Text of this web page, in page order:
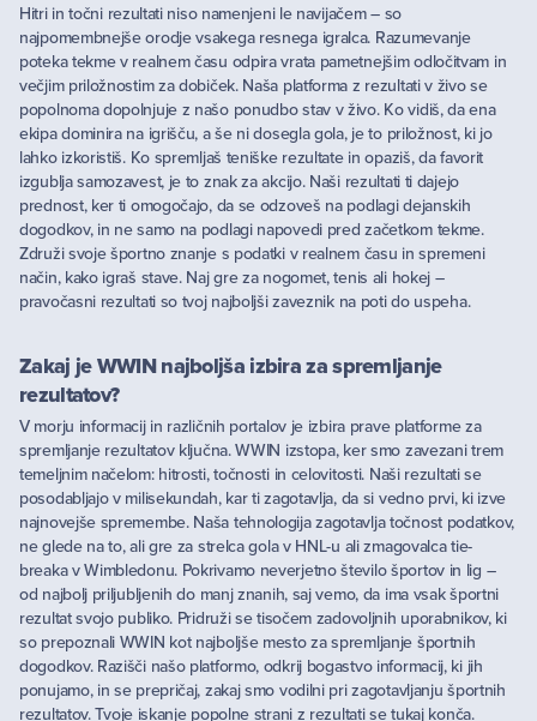
Hitri in točni rezultati niso namenjeni le navijačem – so
najpomembnejše orodje vsakega resnega igralca. Razumevanje
poteka tekme v realnem času odpira vrata pametnejšim odločitvam in
večjim priložnostim za dobiček. Naša platforma z rezultati v živo se
popolnoma dopolnjuje z našo ponudbo stav v živo. Ko vidiš, da ena
ekipa dominira na igrišču, a še ni dosegla gola, je to priložnost, ki jo
lahko izkoristiš. Ko spremljaš teniške rezultate in opaziš, da favorit
izgublja samozavest, je to znak za akcijo. Naši rezultati ti dajejo
prednost, ker ti omogočajo, da se odzoveš na podlagi dejanskih
dogodkov, in ne samo na podlagi napovedi pred začetkom tekme.
Združi svoje športno znanje s podatki v realnem času in spremeni
način, kako igraš stave. Naj gre za nogomet, tenis ali hokej –
pravočasni rezultati so tvoj najboljši zaveznik na poti do uspeha.
Zakaj je WWIN najboljša izbira za spremljanje
rezultatov?
V morju informacij in različnih portalov je izbira prave platforme za
spremljanje rezultatov ključna. WWIN izstopa, ker smo zavezani trem
temeljnim načelom: hitrosti, točnosti in celovitosti. Naši rezultati se
posodabljajo v milisekundah, kar ti zagotavlja, da si vedno prvi, ki izve
najnovejše spremembe. Naša tehnologija zagotavlja točnost podatkov,
ne glede na to, ali gre za strelca gola v HNL-u ali zmagovalca tie-
breaka v Wimbledonu. Pokrivamo neverjetno število športov in lig –
od najbolj priljubljenih do manj znanih, saj vemo, da ima vsak športni
rezultat svojo publiko. Pridruži se tisočem zadovoljnih uporabnikov, ki
so prepoznali WWIN kot najboljše mesto za spremljanje športnih
dogodkov. Razišči našo platformo, odkrij bogastvo informacij, ki jih
ponujamo, in se prepričaj, zakaj smo vodilni pri zagotavljanju športnih
rezultatov. Tvoje iskanje popolne strani z rezultati se tukaj konča.